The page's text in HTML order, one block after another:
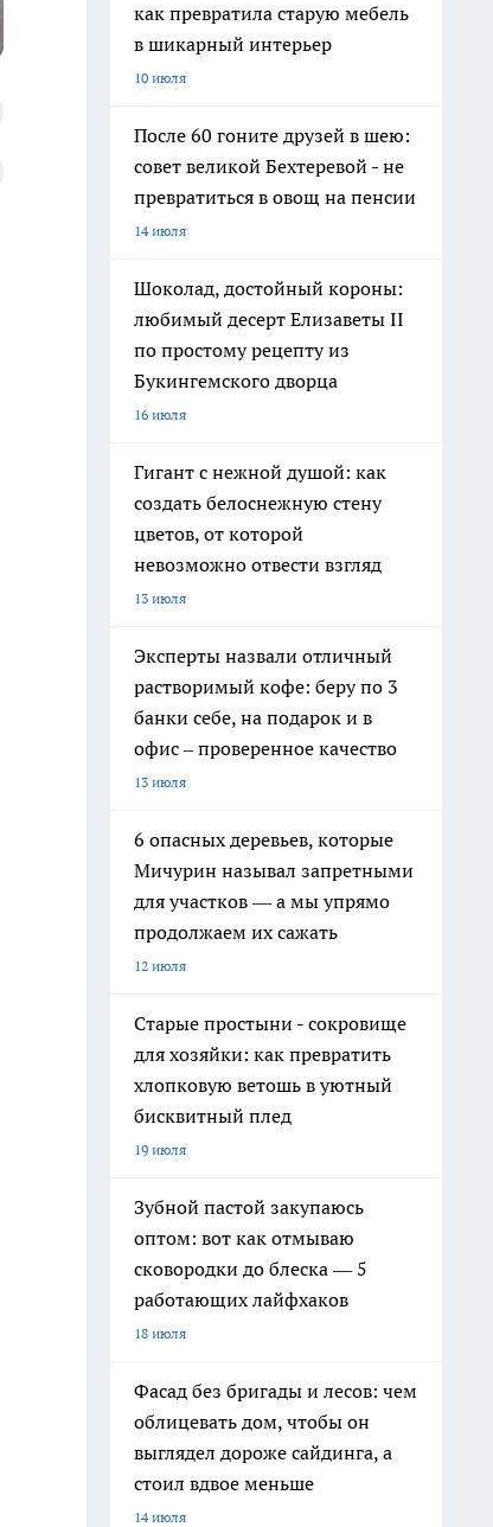
как превратила старую мебель
в шикарный интерьер
10 июля
После 60 гоните друзей в шею:
совет великой Бехтеревой - не
превратиться в овощ на пенсии
14 июля
Шоколад, достойный короны:
любимый десерт Елизаветы II
по простому рецепту из
Букингемского дворца
16 июля
Гигант с нежной душой: как
создать белоснежную стену
цветов, от которой
невозможно отвести взгляд
13 июля
Эксперты назвали отличный
растворимый кофе: беру по 3
банки себе, на подарок и в
офис – проверенное качество
13 июля
6 опасных деревьев, которые
Мичурин называл запретными
для участков — а мы упрямо
продолжаем их сажать
12 июля
Старые простыни - сокровище
для хозяйки: как превратить
хлопковую ветошь в уютный
бисквитный плед
19 июля
Зубной пастой закупаюсь
оптом: вот как отмываю
сковородки до блеска — 5
работающих лайфхаков
18 июля
Фасад без бригады и лесов: чем
облицевать дом, чтобы он
выглядел дороже сайдинга, а
стоил вдвое меньше
14 июля